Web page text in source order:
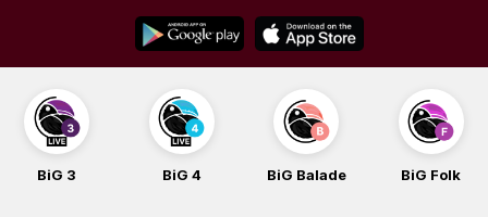
content
BiG 3 BiG 4 BiG Balade BiG Folk